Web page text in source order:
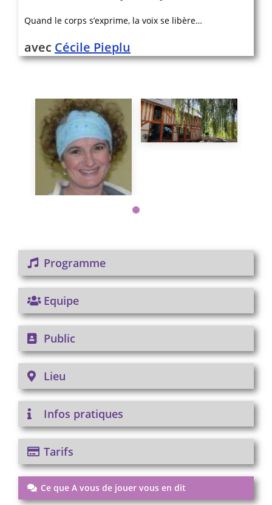
Quand le corps s’exprime, la voix se libère…
avec Cécile Pieplu
Programme
Equipe
Public
Lieu
Infos pratiques
Tarifs
Ce que A vous de jouer vous en dit